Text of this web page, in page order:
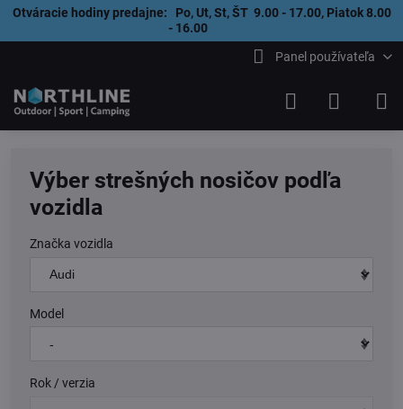
Otváracie hodiny predajne: Po, Ut, St, ŠT 9.00 - 17.00, Piatok 8.00
- 16.00
Panel používateľa
Výber strešných nosičov podľa
vozidla
Značka vozidla
Model
Rok / verzia